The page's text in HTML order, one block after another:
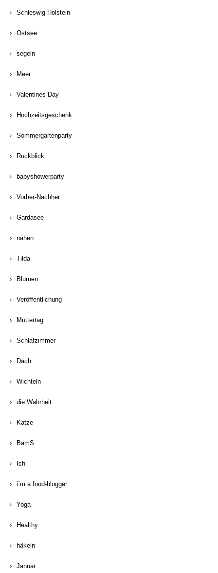
Schleswig-Holstein
Ostsee
segeln
Meer
Valentines Day
Hochzeitsgeschenk
Sommergartenparty
Rückblick
babyshowerparty
Vorher-Nachher
Gardasee
nähen
Tilda
Blumen
Veröffentlichung
Muttertag
Schlafzimmer
Dach
Wichteln
die Wahrheit
Katze
BamS
Ich
i´m a food-blogger
Yoga
Healthy
häkeln
Januar